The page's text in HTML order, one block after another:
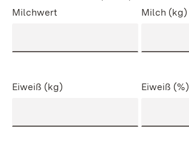
Milchwert
Milch (kg)
Eiweiß (kg) Eiweiß (%)